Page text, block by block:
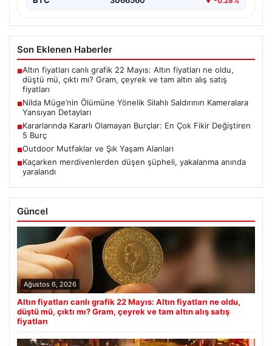
Son Eklenen Haberler
■Altın fiyatları canlı grafik 22 Mayıs: Altın fiyatları ne oldu,
düştü mü, çıktı mı? Gram, çeyrek ve tam altın alış satış
fiyatları
■Nilda Müge’nin Ölümüne Yönelik Silahlı Saldırının Kameralara
Yansıyan Detayları
■Kararlarında Kararlı Olamayan Burçlar: En Çok Fikir Değiştiren
5 Burç
■Outdoor Mutfaklar ve Şık Yaşam Alanları
■Kaçarken merdivenlerden düşen şüpheli, yakalanma anında
yaralandı
Güncel
Ağustos 6, 2026
Altın fiyatları canlı grafik 22 Mayıs: Altın fiyatları ne oldu,
düştü mü, çıktı mı? Gram, çeyrek ve tam altın alış satış
fiyatları